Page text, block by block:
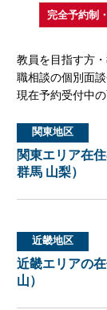
完全予約制
教員を目指す方
職相談の個別面
現在予約受付中
関東地区
関東エリア在
群馬 山梨）
近畿地区
近畿エリアの
山）